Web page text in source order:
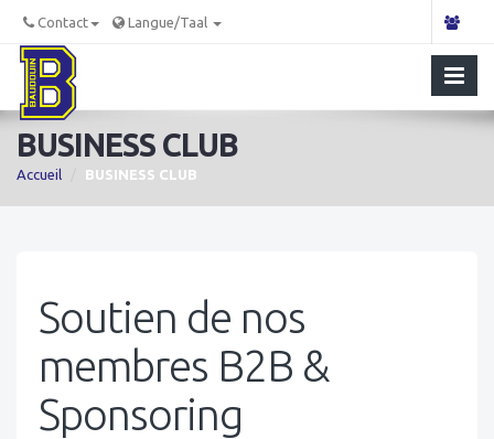
Contact Langue/Taal
BUSINESS CLUB
Accueil BUSINESS CLUB
Soutien de nos
membres B2B &
Sponsoring